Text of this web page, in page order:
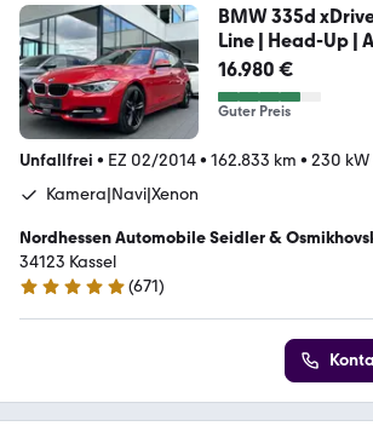
BMW 335d
Line | Head-Up |
16.980 €
Guter Preis
Unfallfrei • EZ 02/2014• 162.833 km • 230 kW
Kamera|Navi|Xenon
Nordhessen Automobile Seidler &
34123 Kassel
4.9 Sterne
(671)